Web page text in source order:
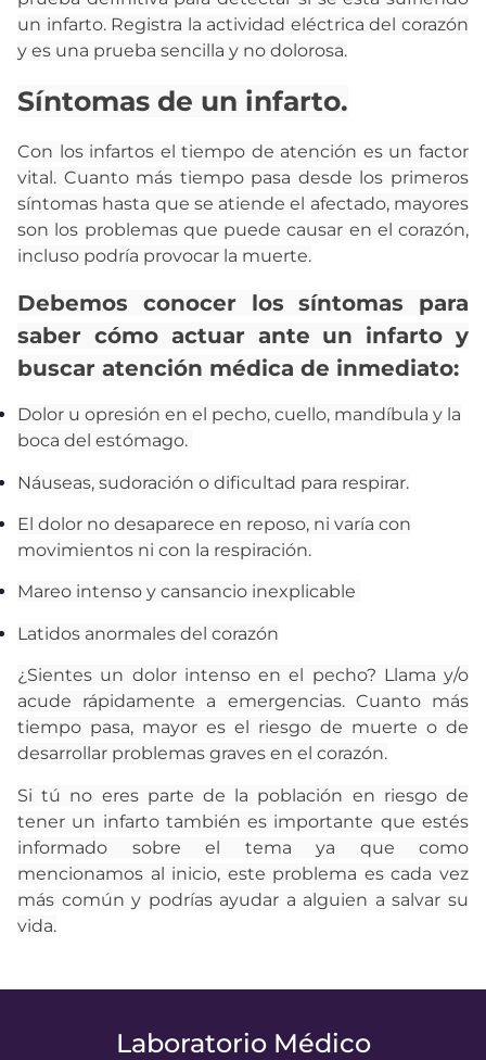
un infarto. Registra la actividad eléctrica del corazón
y es una prueba sencilla y no dolorosa.
Síntomas de un infarto.
Con los infartos el tiempo de atención es un factor
vital. Cuanto más tiempo pasa desde los primeros
síntomas hasta que se atiende el afectado, mayores
son los problemas que puede causar en el corazón,
incluso podría provocar la muerte.
Debemos conocer los síntomas para
saber cómo actuar ante un infarto y
buscar atención médica de inmediato:
Dolor u opresión en el pecho, cuello, mandíbula y la
boca del estómago.
Náuseas, sudoración o dificultad para respirar.
El dolor no desaparece en reposo, ni varía con
movimientos ni con la respiración.
Mareo intenso y cansancio inexplicable
Latidos anormales del corazón
¿Sientes un dolor intenso en el pecho? Llama y/o
acude rápidamente a emergencias. Cuanto más
tiempo pasa, mayor es el riesgo de muerte o de
desarrollar problemas graves en el corazón.
Si tú no eres parte de la población en riesgo de
tener un infarto también es importante que estés
informado sobre el tema ya que como
mencionamos al inicio, este problema es cada vez
más común y podrías ayudar a alguien a salvar su
vida.
Laboratorio Médico